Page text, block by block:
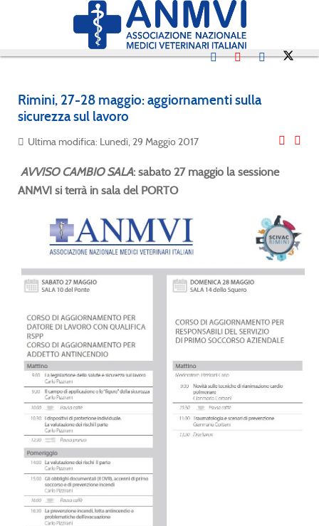
Rimini, 27-28 maggio: aggiornamenti sulla
sicurezza sul lavoro
Ultima modifica: Lunedì, 29 Maggio 2017
AVVISO CAMBIO SALA: sabato 27 maggio la sessione
ANMVI si terrà in sala del PORTO